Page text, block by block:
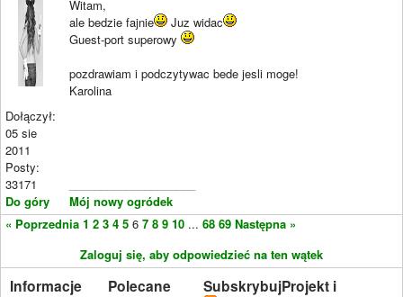
Dołączył:
05 sie
2011
Posty:
33171
Do góry
Witam,
ale bedzie fajnie
Juz widac
Guest-port superowy
pozdrawiam i podczytywac bede jesli moge!
Karolina
Mój nowy ogródek
« Poprzednia 1 2 3 4 5 6 7 8 9 10 ... 68 69 Następna »
Zaloguj się, aby odpowiedzieć na ten wątek
Informacje Polecane SubskrybujProjekt i